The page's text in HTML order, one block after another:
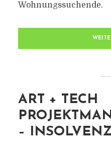
Wohnungssuchende.
ART + TECH
–